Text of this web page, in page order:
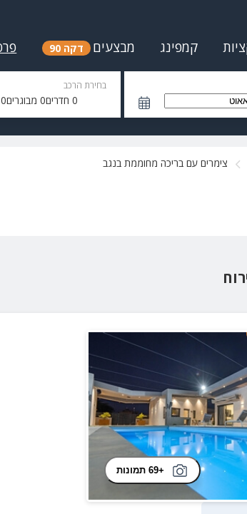
קמפינג מבצעים דקה 90
בחירת הרכב
0חדרים0מבוגרים0
צימרים עם בריכה מחוממת בנגב
+69 תמונות